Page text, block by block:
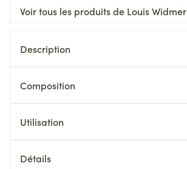
Voir tous les produits de Louis Widmer
Description
Composition
Utilisation
Détails